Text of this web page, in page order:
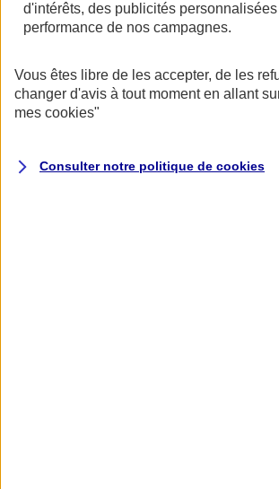
d'intérêts, des publicités
performance de nos campagnes.
Vous êtes libre de les accepter, de les
changer d'avis à tout moment en allant
mes cookies"
Consulter notre politique de cookies